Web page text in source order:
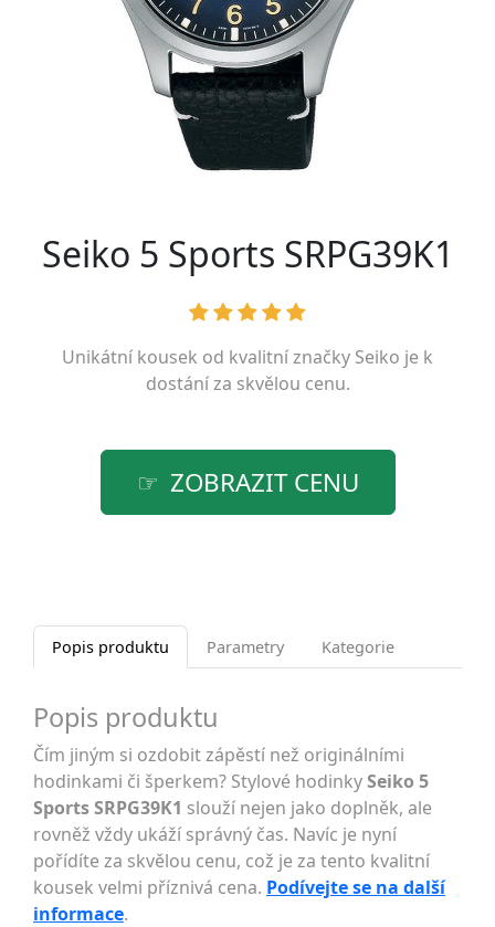
Seiko 5 Sports SRPG39K1
Unikátní kousek od kvalitní značky Seiko je k
dostání za skvělou cenu.
ZOBRAZIT CENU
Popis produktu Parametry Kategorie
Popis produktu
Čím jiným si ozdobit zápěstí než originálními
hodinkami či šperkem? Stylové hodinkySeiko 5
Sports SRPG39K1 slouží nejen jako doplněk, ale
rovněž vždy ukáží správný čas. Navíc je nyní
pořídíte za skvělou cenu, což je za tento kvalitní
kousek velmi příznivá cena. Podívejte se na další
informace.